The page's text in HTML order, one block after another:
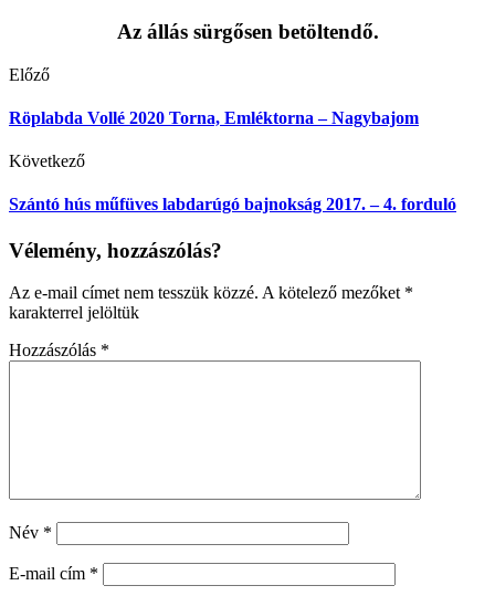
Az állás sürgősen betöltendő.
Előző
Röplabda Vollé 2020 Torna, Emléktorna – Nagybajom
Következő
Szántó hús műfüves labdarúgó bajnokság 2017. – 4. forduló
Vélemény, hozzászólás?
Az e-mail címet nem tesszük közzé. A kötelező mezőket *
karakterrel jelöltük
Hozzászólás *
Név *
E-mail cím *